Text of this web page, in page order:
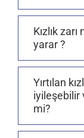
Kızlık
yarar ?
Yırtılan
iyileşebilir
mi?